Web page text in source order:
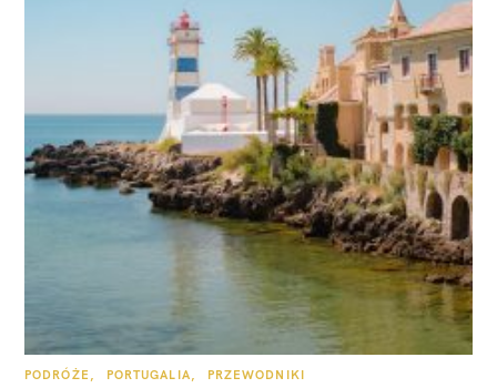
K
PODRÓŻE PORTUGALIA PRZEWODNIKI
W
y
s
j